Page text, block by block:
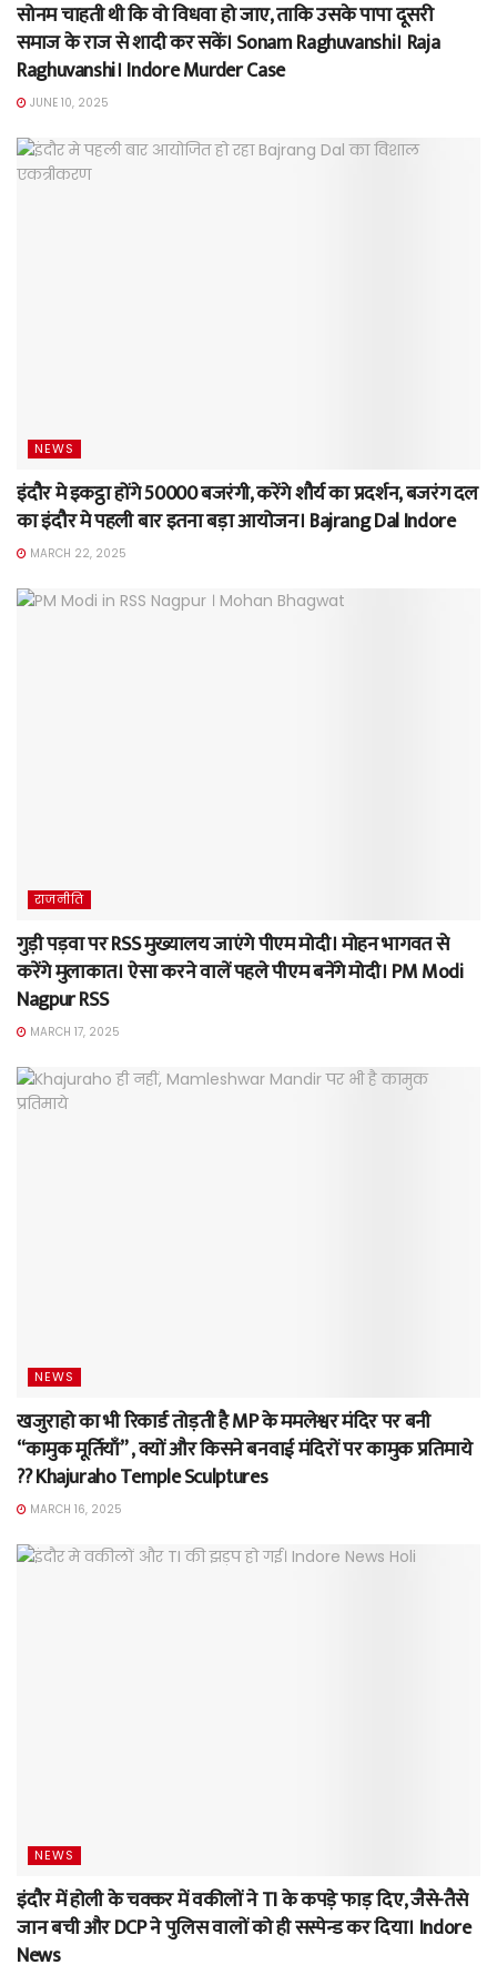
सोनम चाहती थी कि वो विधवा हो जाए, ताकि उसके पापा दूसरी
समाज के राज से शादी कर सकें। Sonam Raghuvanshi। Raja
Raghuvanshi। Indore Murder Case
JUNE 10, 2025
NEWS
इंदौर मे इकट्ठा होंगे 50000 बजरंगी, करेंगे शौर्य का प्रदर्शन, बजरंग दल
का इंदौर मे पहली बार इतना बड़ा आयोजन। Bajrang Dal Indore
MARCH 22, 2025
राजनीति
गुड़ी पड़वा पर RSS मुख्यालय जाएंगे पीएम मोदी। मोहन भागवत से
करेंगे मुलाकात। ऐसा करने वालें पहले पीएम बनेंगे मोदी। PM Modi
Nagpur RSS
MARCH 17, 2025
NEWS
खजुराहो का भी रिकार्ड तोड़ती है MP के ममलेश्वर मंदिर पर बनी
“कामुक मूर्तियाँ” , क्यों और किसने बनवाई मंदिरों पर कामुक प्रतिमाये
?? Khajuraho Temple Sculptures
MARCH 16, 2025
NEWS
इंदौर में होली के चक्कर में वकीलों ने TI के कपड़े फाड़ दिए, जैसे-तैसे
जान बची और DCP ने पुलिस वालों को ही सस्पेन्ड कर दिया। Indore
News